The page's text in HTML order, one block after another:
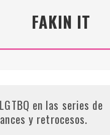
QUE HONRAN LA HISTORIA LGTB
FAKIN IT
en las series de
y retrocesos.